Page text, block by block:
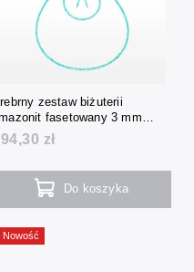
zestaw biżuterii
fasetowany 3 mm
+ bransoletka +
zł
Do koszyka
Nowość